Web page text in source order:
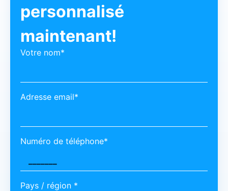
personnalisé
maintenant!
Votre nom*
Adresse email*
Numéro de téléphone*
Pays / région *